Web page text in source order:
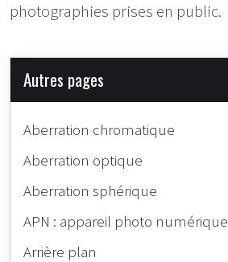
photographies prises en public.
Autres pages
Aberration chromatique
Aberration optique
Aberration sphérique
APN : appareil photo numérique
Arrière plan